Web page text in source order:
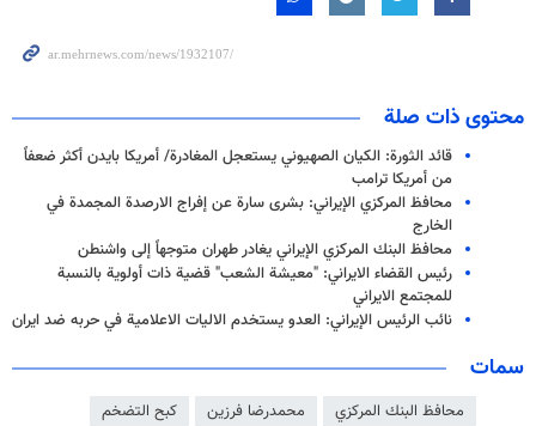
محتوى ذات صلة
قائد الثورة: الكيان الصهيوني يستعجل المغادرة/ أمريكا بايدن أكثر ضعفاً
من أمريكا ترامب
محافظ المركزي الإيراني: بشرى سارة عن إفراج الارصدة المجمدة في
الخارج
محافظ البنك المركزي الإيراني يغادر طهران متوجهاً إلى واشنطن
رئيس القضاء الايراني: "معيشة الشعب" قضية ذات أولوية بالنسبة
للمجتمع الايراني
نائب الرئيس الإيراني: العدو يستخدم الاليات الاعلامية في حربه ضد ايران
سمات
محافظ البنك المركزي محمدرضا فرزين كبح التضخم